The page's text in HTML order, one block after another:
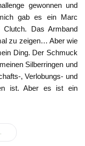
gewonnen und
gab es ein Marc
Clutch. Das Armband
zu zeigen… Aber wie
Ding. Der Schmuck
Silberringen und
, Verlobungs- und
ist. Aber es ist ein